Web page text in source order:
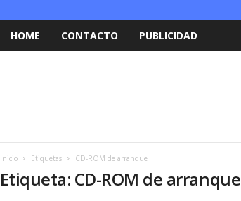
HOME CONTACTO PUBLICIDAD
Inicio Etiquetas CD-ROM de arranque
Etiqueta: CD-ROM de arranque